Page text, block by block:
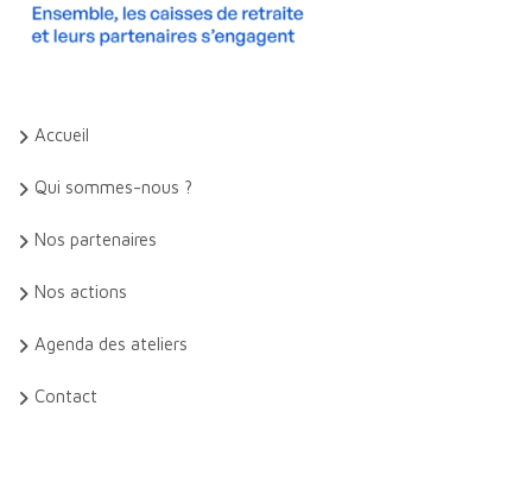
Accueil
Qui sommes-nous ?
Nos partenaires
Nos actions
Agenda des ateliers
Contact